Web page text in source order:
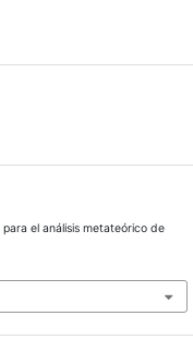
el análisis metateórico de